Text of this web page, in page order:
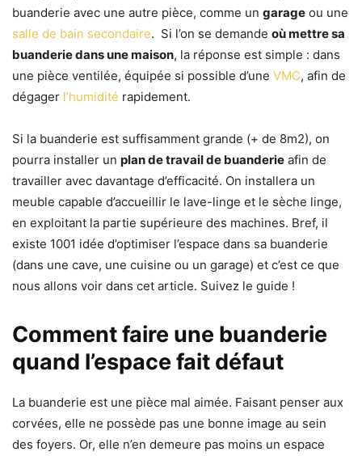
buanderie avec une autre pièce, comme un garage ou une
salle de bain secondaire. Si l’on se demande où mettre sa
buanderie dans une maison, la réponse est simple : dans
une pièce ventilée, équipée si possible d’une VMC, afin de
dégager l’humidité rapidement.
Si la buanderie est suffisamment grande (+ de 8m2), on
pourra installer un plan de travail de buanderie afin de
travailler avec davantage d’efficacité. On installera un
meuble capable d’accueillir le lave-linge et le sèche linge,
en exploitant la partie supérieure des machines. Bref, il
existe 1001 idée d’optimiser l’espace dans sa buanderie
(dans une cave, une cuisine ou un garage) et c’est ce que
nous allons voir dans cet article. Suivez le guide !
Comment faire une buanderie
quand l’espace fait défaut
La buanderie est une pièce mal aimée. Faisant penser aux
corvées, elle ne possède pas une bonne image au sein
des foyers. Or, elle n’en demeure pas moins un espace